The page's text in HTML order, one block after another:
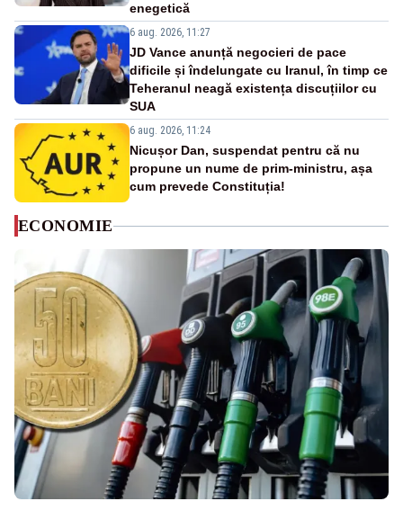
enegetică
6 aug. 2026, 11:27
JD Vance anunță negocieri de pace
dificile și îndelungate cu Iranul, în timp ce
Teheranul neagă existența discuțiilor cu
SUA
6 aug. 2026, 11:24
Nicușor Dan, suspendat pentru că nu
propune un nume de prim-ministru, așa
cum prevede Constituția!
ECONOMIE